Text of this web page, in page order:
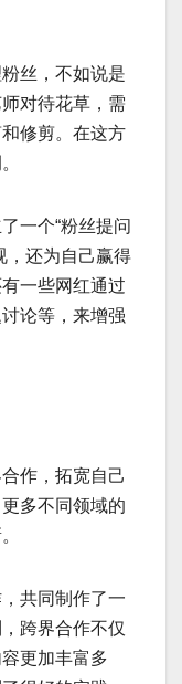
丝，不如说是
对待花草，需
修剪。在这方
一个“粉丝提问
，还为自己赢得
一些网红通过
论等，来增强
作，拓宽自己
多不同领域的
共同制作了一
跨界合作不仅
更加丰富多